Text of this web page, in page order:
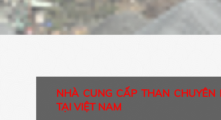
NHÀ CUNG CẤP THAN
TẠI VIỆT NAM